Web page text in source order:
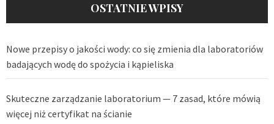
OSTATNIE WPISY
Nowe przepisy o jakości wody: co się zmienia dla laboratoriów
badających wodę do spożycia i kąpieliska
Skuteczne zarządzanie laboratorium — 7 zasad, które mówią
więcej niż certyfikat na ścianie